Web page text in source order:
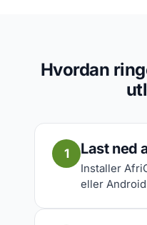
Hvordan
1 Last ned
Installer
eller